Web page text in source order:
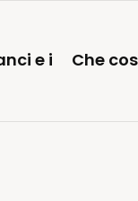
e i
Che